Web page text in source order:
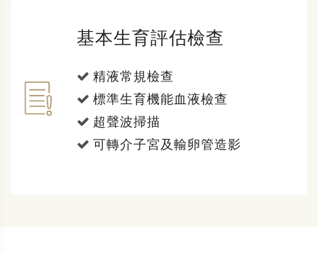
基本生育評估檢查
精液常規檢查
標準生育機能血液檢查
超聲波掃描
可轉介子宮及輸卵管造影